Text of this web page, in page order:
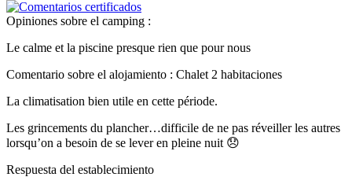
Opiniones sobre el camping :
Le calme et la piscine presque rien que pour nous
Comentario sobre el alojamiento : Chalet 2 habitaciones
La climatisation bien utile en cette période.
Les grincements du plancher…difficile de ne pas réveiller les autres
lorsqu’on a besoin de se lever en pleine nuit 😞
Respuesta del establecimiento